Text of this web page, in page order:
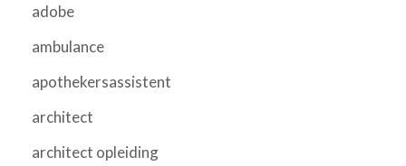
adobe
ambulance
apothekersassistent
architect
architect opleiding